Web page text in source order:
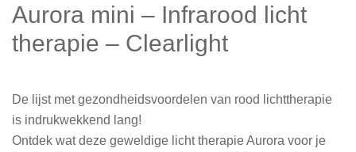
Aurora mini – Infrarood licht
therapie – Clearlight
De lijst met gezondheidsvoordelen van rood lichttherapie
is indrukwekkend lang!
Ontdek wat deze geweldige licht therapie Aurora voor je